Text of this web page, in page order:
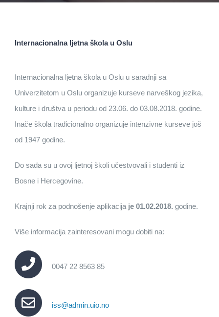
Internacionalna ljetna škola u Oslu
Internacionalna ljetna škola u Oslu u saradnji sa
Univerzitetom u Oslu organizuje kurseve narveškog jezika,
kulture i društva u periodu od 23.06. do 03.08.2018. godine.
Inače škola tradicionalno organizuje intenzivne kurseve još
od 1947 godine.
Do sada su u ovoj ljetnoj školi učestvovali i studenti iz
Bosne i Hercegovine.
Krajnji rok za podnošenje aplikacija je 01.02.2018. godine.
Više informacija zainteresovani mogu dobiti na:
0047 22 8563 85
iss@admin.uio.no